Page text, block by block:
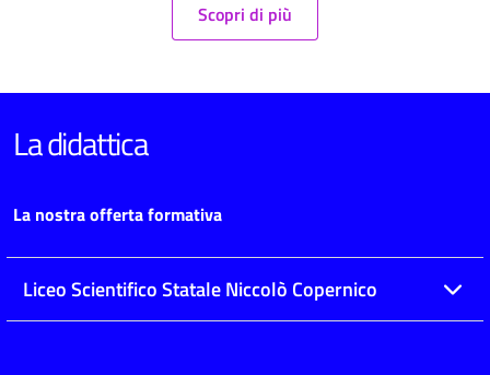
Scopri di più
La didattica
La nostra offerta formativa
Liceo Scientifico Statale Niccolò Copernico